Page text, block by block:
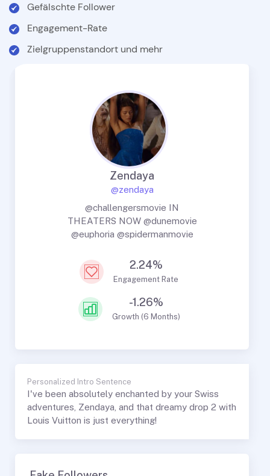
Gefälschte Follower
Engagement-Rate
Zielgruppenstandort und mehr